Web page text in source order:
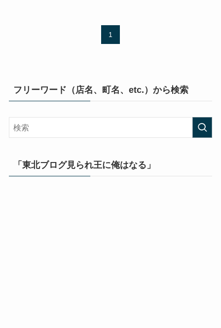
1
フリーワード（店名、町名、etc.）から検索
「東北ブログ見られ王に俺はなる」